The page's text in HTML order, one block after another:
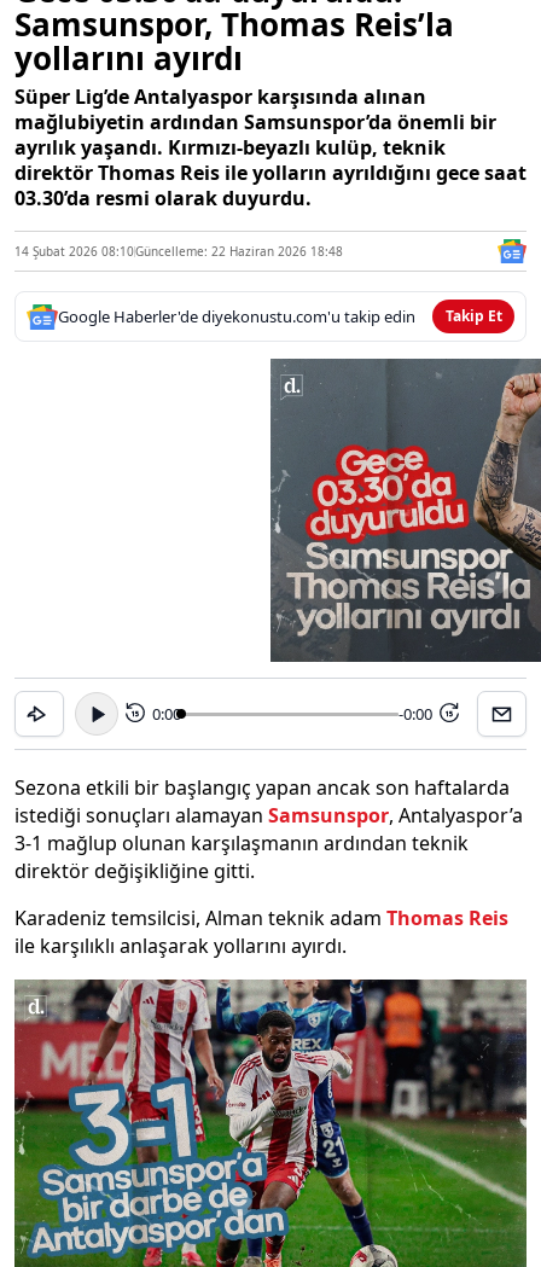
Samsunspor, Thomas Reis’la
yollarını ayırdı
Süper Lig’de Antalyaspor karşısında alınan
mağlubiyetin ardından Samsunspor’da önemli bir
ayrılık yaşandı. Kırmızı-beyazlı kulüp, teknik
direktör Thomas Reis ile yolların ayrıldığını gece saat
03.30’da resmi olarak duyurdu.
14 Şubat 2026 08:10Güncelleme: 22 Haziran 2026 18:48
Google Haberler'de diyekonustu.com'u takip edin Takip Et
15 0:00 -0:00 15
Sezona etkili bir başlangıç yapan ancak son haftalarda
istediği sonuçları alamayan Samsunspor, Antalyaspor’a
3-1 mağlup olunan karşılaşmanın ardından teknik
direktör değişikliğine gitti.
Karadeniz temsilcisi, Alman teknik adam Thomas Reis
ile karşılıklı anlaşarak yollarını ayırdı.